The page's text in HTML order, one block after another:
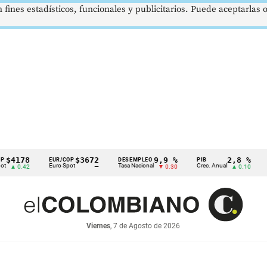
EUR/COP
Euro Spot
$3672
—
DESEMPLEO
Tasa Nacional
9,9 %
▼ 0.30
PIB
Crec. Anual
2,8 %
▲ 0.10
TRM
Tasa
Viernes, 7 de Agosto de 2026
estadísticos, funcionales y publicitarios. Puede aceptarlas